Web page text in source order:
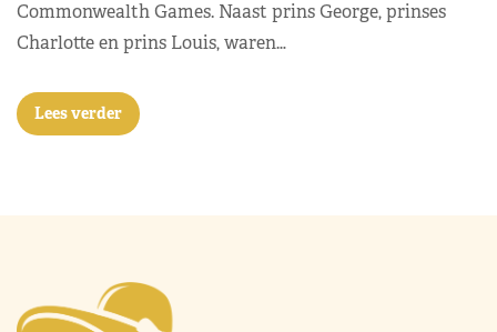
Commonwealth Games. Naast prins George, prinses
Charlotte en prins Louis, waren…
Lees verder